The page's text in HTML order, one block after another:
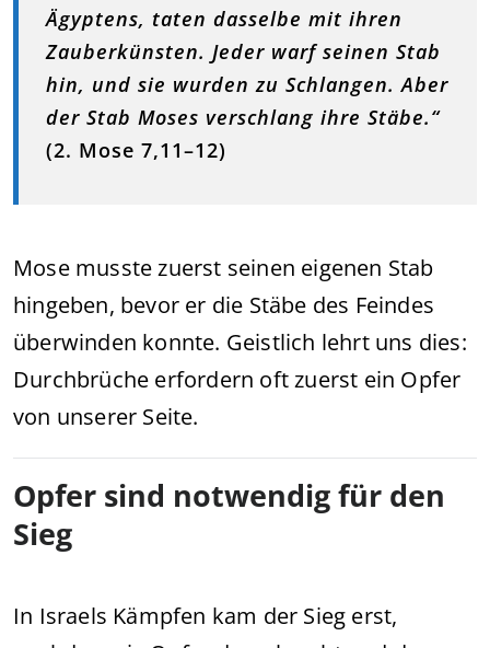
Ägyptens, taten dasselbe mit ihren
Zauberkünsten. Jeder warf seinen Stab
hin, und sie wurden zu Schlangen. Aber
der Stab Moses verschlang ihre Stäbe.“
(2. Mose 7,11–12)
Mose musste zuerst seinen eigenen Stab
hingeben, bevor er die Stäbe des Feindes
überwinden konnte. Geistlich lehrt uns dies:
Durchbrüche erfordern oft zuerst ein Opfer
von unserer Seite.
Opfer sind notwendig für den
Sieg
In Israels Kämpfen kam der Sieg erst,